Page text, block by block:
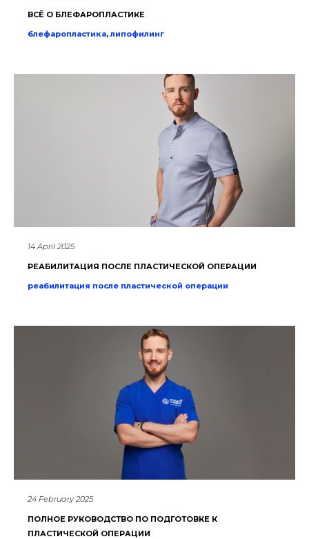
ВСЁ О БЛЕФАРОПЛАСТИКЕ
блефаропластика,липофилинг
14 April 2025
РЕАБИЛИТАЦИЯ ПОСЛЕ ПЛАСТИЧЕСКОЙ ОПЕРАЦИИ
реабилитация после пластической операции
24 February 2025
ПОЛНОЕ РУКОВОДСТВО ПО ПОДГОТОВКЕ К
ПЛАСТИЧЕСКОЙ ОПЕРАЦИИ